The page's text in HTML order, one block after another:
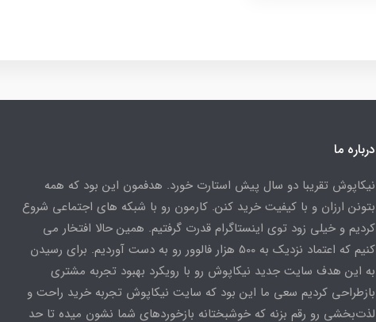
درباره ما
نیکاپوش تقریبا دو سال پیش استارت خورد. هدفمون این بود که همه
بتونن ارزان و با کیفیت خرید کنن. کارمون رو با شبکه های اجتماعی شروع
کردیم و خیلی زود توی اینستاگرام قدرت گرفتیم. همین حالا افتخار می
کنیم که اعتماد نزدیک به 500 هزار فالوور رو به دست آوردیم. برای رسیدن
به این هدف سایت جدید نیکاپوش رو با رویکرد بهبود تجربه مشتری
بازطراحی کردیم سعی ما این بود که سایت نیکاپوش تجربه خرید راحت و
لذت‌بخشی رو رقم بزنه که خوشبختانه بازخوردهای شما نشون میده تا حد